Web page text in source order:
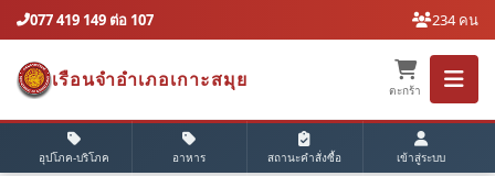
077 419 149 ต่อ 107 234 คน
เรือนจำอำเภอเกาะสมุย
ตะกร้า
อุปโภค-บริโภค อาหาร สถานะคำสั่งซื้อ เข้าสู่ระบบ